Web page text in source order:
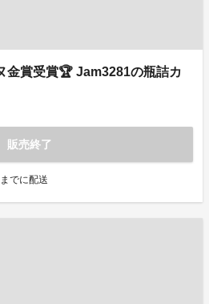
金賞受賞🏆 Jam3281の瓶詰カ
販売終了
でに配送